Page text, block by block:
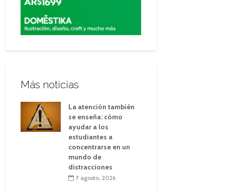
Más noticias
La atención también
se enseña: cómo
ayudar a los
estudiantes a
concentrarse en un
mundo de
distracciones
7 agosto, 2026